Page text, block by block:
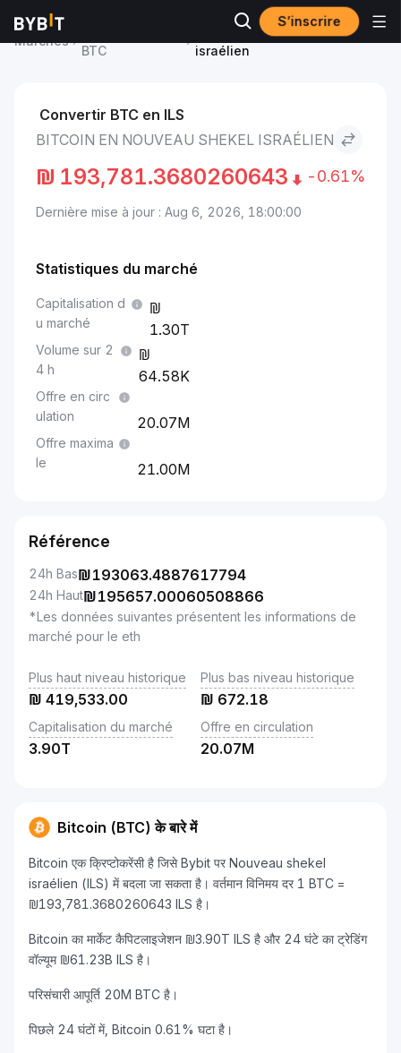
S’inscrire
Marchés
BTC
Bitcoin to Nouveau shekel
israélien
Convertir BTC en ILS
BITCOIN EN NOUVEAU SHEKEL ISRAÉLIEN
₪ 193,781.3680260643 -0.61%
Dernière mise à jour : Aug 6, 2026, 18:00:00
Statistiques du marché
Capitalisation d
u marché
1.30T
Volume sur 2
4 h
64.58K
Offre en circ
ulation
20.07M
Offre maxima
le
21.00M
Référence
24h Bas₪193063.4887617794
24h Haut₪195657.00060508866
*Les données suivantes présentent les informations de
marché pour le eth
Plus haut niveau historique
₪ 419,533.00
Plus bas niveau historique
₪ 672.18
Capitalisation du marché
3.90T
Offre en circulation
20.07M
Bitcoin (BTC) के बारे में
Bitcoin एक क्रिप्टोकरेंसी है जिसे Bybit पर Nouveau shekel
israélien (ILS) में बदला जा सकता है। वर्तमान विनिमय दर 1 BTC =
₪193,781.3680260643 ILS है।
Bitcoin का मार्केट कैपिटलाइजेशन ₪3.90T ILS है और 24 घंटे का ट्रेडिंग
वॉल्यूम ₪61.23B ILS है।
परिसंचारी आपूर्ति 20M BTC है।
पिछले 24 घंटों में, Bitcoin 0.61% घटा है।